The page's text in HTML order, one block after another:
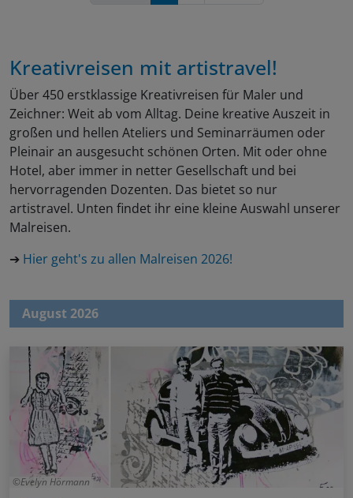
Kreativreisen mit artistravel!
Über 450 erstklassige Kreativreisen für Maler und
Zeichner: Weit ab vom Alltag. Deine kreative Auszeit in
großen und hellen Ateliers und Seminarräumen oder
Pleinair an ausgesucht schönen Orten. Mit oder ohne
Hotel, aber immer in netter Gesellschaft und bei
hervorragenden Dozenten. Das bietet so nur
artistravel. Unten findet ihr eine kleine Auswahl unserer
Malreisen.
➔ Hier geht's zu allen Malreisen 2026!
August 2026
Evelyn Hörmann